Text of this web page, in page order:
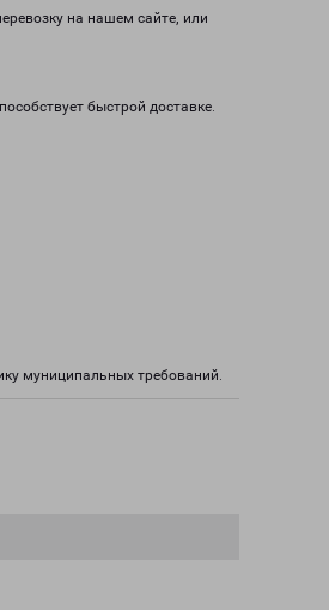
на нашем сайте, или
быстрой доставке.
муниципальных требований.